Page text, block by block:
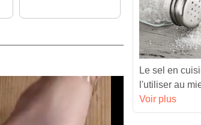
Le sel en
l'utiliser au
Voir plus